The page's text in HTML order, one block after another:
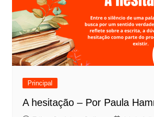
Principal
A hesitação – Por Paula